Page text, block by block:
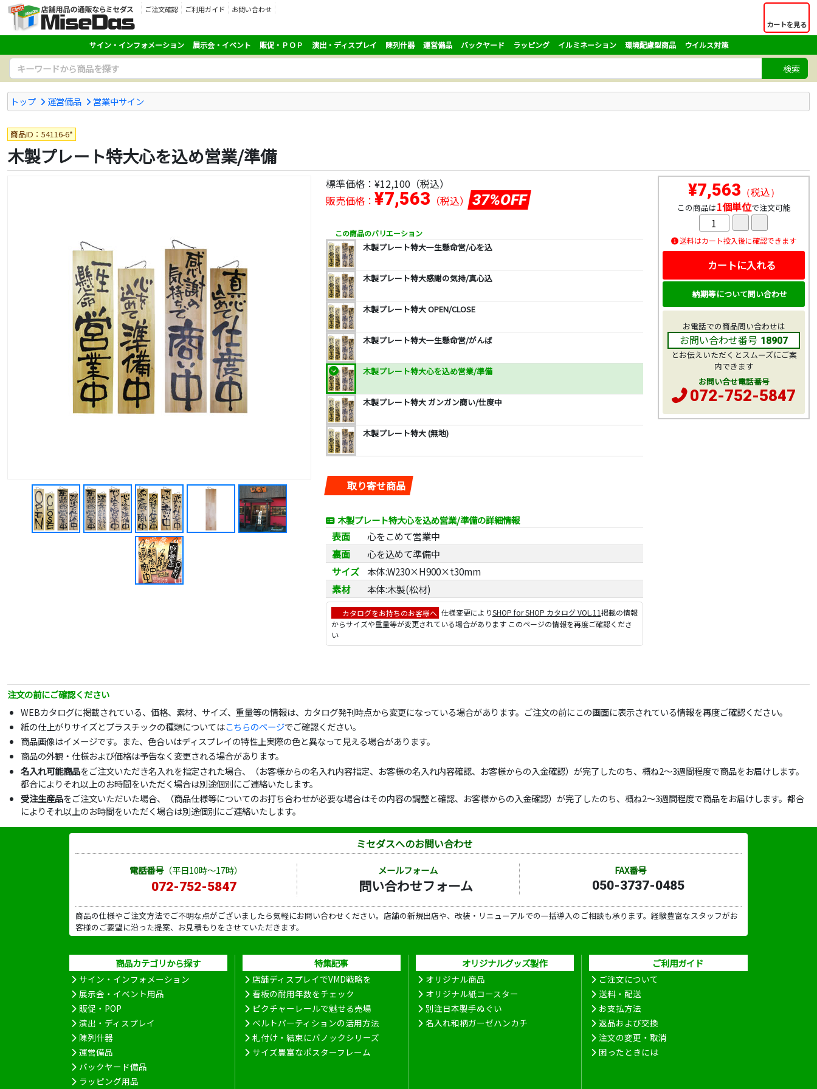
ご注文確認 ご利用ガイド
お問い合わせ
カートを見る
サイン・インフォメーション 展示会・イベント 販促・ＰＯＰ 演出・ディスプレイ 陳列什器 運営備品 バックヤード ラッピング イルミネーション 環境配慮型商品 ウイルス対策
検索
トップ 運営備品 営業中サイン
商品ID：54116-6*
木製プレート特大心を込め営業/準備
標準価格： ¥12,100 （税込）
販売価格： ¥7,563 （税込） 37%OFF
この商品のバリエーション
木製プレート特大一生懸命営/心を込
木製プレート特大感謝の気持/真心込
木製プレート特大 OPEN/CLOSE
木製プレート特大一生懸命営/がんば
木製プレート特大心を込め営業/準備
木製プレート特大 ガンガン商い/仕度中
木製プレート特大 (無地)
取り寄せ商品
木製プレート特大心を込め営業/準備の詳細情報
表面
心をこめて営業中
裏面
心を込めて準備中
サイズ 本体:W230×H900×t30mm
素材
本体:木製(松材)
カタログをお持ちのお客様へ 仕様変更によりSHOP for SHOP カタログ VOL.11掲載の情報
からサイズや重量等が変更されている場合があります このページの情報を再度ご確認くださ
い
¥7,563 （税込）
この商品は1個単位で注文可能
送料はカート投入後に確認できます
カートに入れる
納期等について問い合わせ
お電話での商品問い合わせは
お問い合わせ番号 18907
とお伝えいただくとスムーズにご案
内できます
お問い合せ電話番号
072-752-5847
注文の前にご確認ください
WEBカタログに掲載されている、価格、素材、サイズ、重量等の情報は、カタログ発刊時点から変更になっている場合があります。ご注文の前にこの画面に表示されている情報を再度ご確認ください。
紙の仕上がりサイズとプラスチックの種類についてはこちらのページでご確認ください。
商品画像はイメージです。また、色合いはディスプレイの特性上実際の色と異なって見える場合があります。
商品の外観・仕様および価格は予告なく変更される場合があります。
名入れ可能商品をご注文いただき名入れを指定された場合、（お客様からの名入れ内容指定、お客様の名入れ内容確認、お客様からの入金確認）が完了したのち、概ね2～3週間程度で商品をお届けします。
都合によりそれ以上のお時間をいただく場合は別途個別にご連絡いたします。
受注生産品をご注文いただいた場合、（商品仕様等についてのお打ち合わせが必要な場合はその内容の調整と確認、お客様からの入金確認）が完了したのち、概ね2～3週間程度で商品をお届けします。都合
によりそれ以上のお時間をいただく場合は別途個別にご連絡いたします。
ミセダスへのお問い合わせ
電話番号（平日10時～17時）
072-752-5847
メールフォーム
問い合わせフォーム
FAX番号
050-3737-0485
商品の仕様やご注文方法でご不明な点がございましたら気軽にお問い合わせください。店舗の新規出店や、改装・リニューアルでの一括導入のご相談も承ります。経験豊富なスタッフがお
客様のご要望に沿った提案、お見積もりをさせていただきます。
商品カテゴリから探す
サイン・インフォメーション
展示会・イベント用品
販促・POP
演出・ディスプレイ
陳列什器
運営備品
バックヤード備品
ラッピング用品
特集記事
店舗ディスプレイでVMD戦略を
看板の耐用年数をチェック
ピクチャーレールで魅せる売場
ベルトパーティションの活用方法
札付け・結束にバノックシリーズ
サイズ豊富なポスターフレーム
オリジナルグッズ製作
オリジナル商品
オリジナル紙コースター
別注日本製手ぬぐい
名入れ和柄ガーゼハンカチ
ご利用ガイド
ご注文について
送料・配送
お支払方法
返品および交換
注文の変更・取消
困ったときには